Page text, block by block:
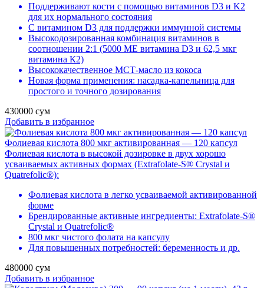
Поддерживают кости с помощью витаминов D3 и K2
для их нормального состояния
С витамином D3 для поддержки иммунной системы
Высокодозированная комбинация витаминов в
соотношении 2:1 (5000 МЕ витамина D3 и 62,5 мкг
витамина К2)
Высококачественное МСТ-масло из кокоса
Новая форма применения: насадка-капельница для
простого и точного дозирования
430000 сум
Добавить в избранное
Фолиевая кислота 800 мкг активированная — 120 капсул
Фолиевая кислота в высокой дозировке в двух хорошо
усваиваемых активных формах (Extrafolate-S® Crystal и
Quatrefolic®):
Фолиевая кислота в легко усваиваемой активированной
форме
Брендированные активные ингредиенты: Extrafolate-S®
Crystal и Quatrefolic®
800 мкг чистого фолата на капсулу
Для повышенных потребностей: беременность и др.
480000 сум
Добавить в избранное